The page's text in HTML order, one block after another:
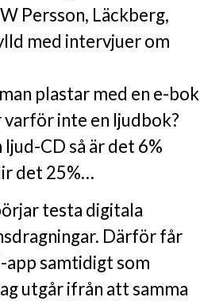
Persson, Läckberg,
med intervjuer om
plastar med en e-bok
varför inte en ljudbok?
CD så är det 6%
det 25%…
testa digitala
Därför får
app samtidigt som
utgår ifrån att samma